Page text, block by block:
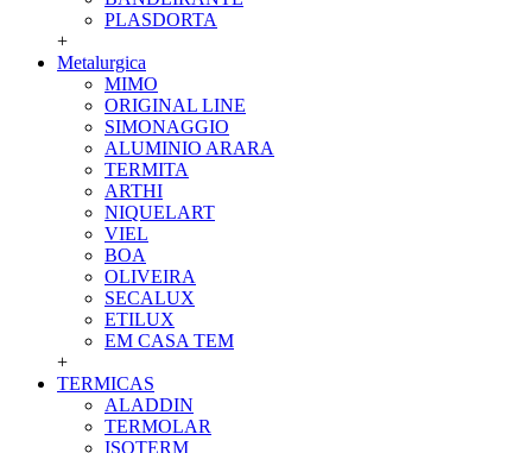
PLASDORTA
+
Metalurgica
MIMO
ORIGINAL LINE
SIMONAGGIO
ALUMINIO ARARA
TERMITA
ARTHI
NIQUELART
VIEL
BOA
OLIVEIRA
SECALUX
ETILUX
EM CASA TEM
+
TERMICAS
ALADDIN
TERMOLAR
ISOTERM